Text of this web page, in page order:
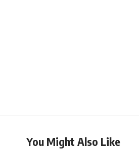
You Might Also Like